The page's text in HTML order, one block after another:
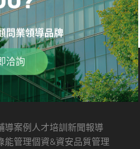
問業領導品牌
洽詢
導案例 人才培訓新聞報導
能管理個資&資安品質管理